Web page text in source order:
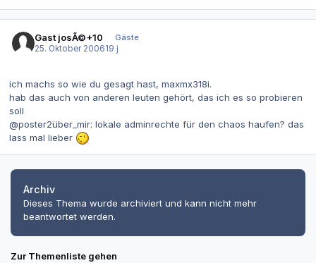
Gast josÃ©+10
Gäste
25. Oktober 200619 j
ich machs so wie du gesagt hast, maxmx318i.
hab das auch von anderen leuten gehört, das ich es so probieren
soll
@poster2über_mir: lokale adminrechte für den chaos haufen? das
lass mal lieber
Archiv
Dieses Thema wurde archiviert und kann nicht mehr
beantwortet werden.
Zur Themenliste gehen